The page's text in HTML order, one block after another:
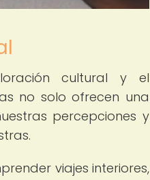
cultural y el
no solo ofrecen una
percepciones y
viajes interiores,